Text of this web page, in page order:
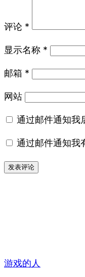
评论 *
显示名称 *
邮箱 *
网站
通过邮件通知我
通过邮件通知我
游戏的人